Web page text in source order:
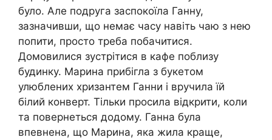
було. Але подруга заспокоїла Ганну,
зазначивши, що немає часу навіть чаю з нею
попити, просто треба побачитися.
Домовилися зустрітися в кафе поблизу
будинку. Марина прибігла з букетом
улюблених хризантем Ганни і вручила їй
білий конверт. Тільки просила відкрити, коли
та повернеться додому. Ганна була
впевнена, що Марина, яка жила краще,